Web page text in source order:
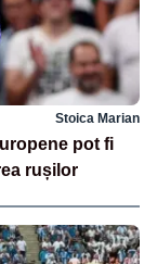
Stoica Marian
pot fi
rușilor